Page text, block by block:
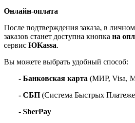
Онлайн-оплата
После подтверждения заказа, в
заказов станет доступна кнопка на
сервис ЮKassa.
Вы можете выбрать удобный способ:
- Банковская карта (МИР, Visa,
- СБП (Система Быстрых
- SberPay